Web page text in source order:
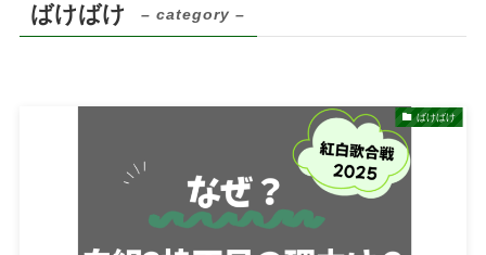
ばけばけ – category –
ばけばけ